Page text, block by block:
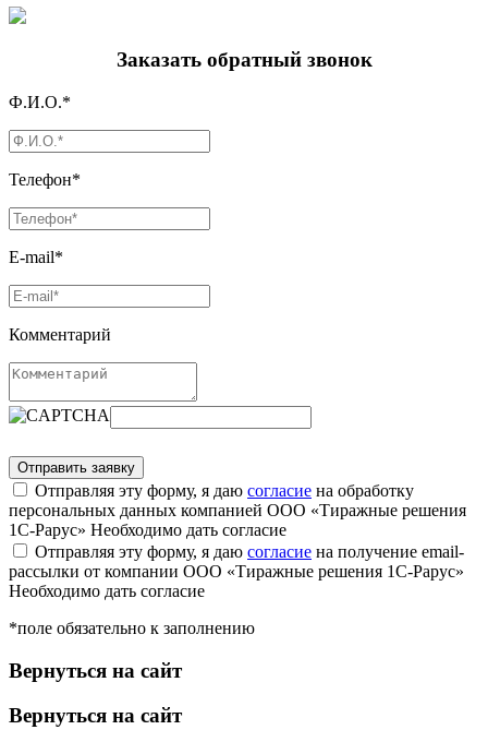
Заказать обратный звонок
Ф.И.О.*
Телефон*
E-mail*
Комментарий
Отправляя эту форму, я даю согласие на обработку
персональных данных компанией ООО «Тиражные решения
1С-Рарус» Необходимо дать согласие
Отправляя эту форму, я даю согласие на получение email-
рассылки от компании ООО «Тиражные решения 1С-Рарус»
Необходимо дать согласие
*поле обязательно к заполнению
Вернуться на сайт
Вернуться на сайт